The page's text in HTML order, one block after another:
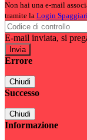
Non hai una e-mail
tramite la Login
E-mail inviata, si
Errore
Chiudi
Successo
Chiudi
Informazione